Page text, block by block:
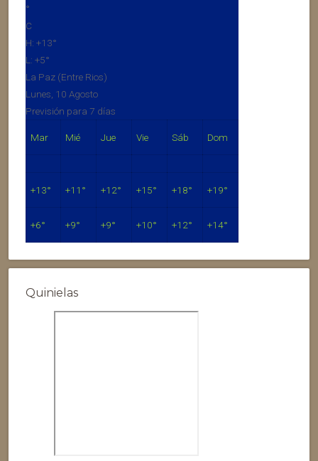
°
C
H: +13°
L: +5°
La Paz (Entre Rios)
Lunes, 10 Agosto
Previsión para 7 días
Mar Mié Jue Vie Sáb Dom
+13° +11° +12° +15° +18° +19°
+6° +9° +9° +10° +12° +14°
Quinielas